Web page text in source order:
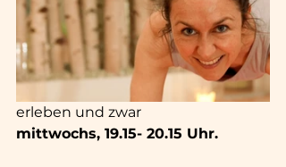
erleben und zwar
mittwochs, 19.15- 20.15 Uhr.